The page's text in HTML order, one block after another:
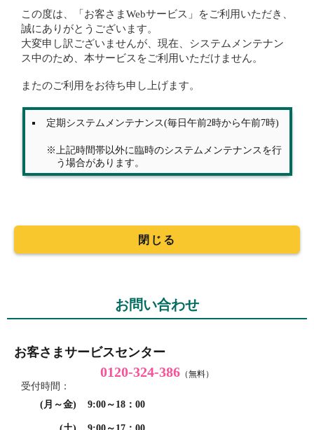
この度は、「お客さまWebサービス」をご利用いただき、
誠にありがとうございます。
大変申し訳ございませんが、現在、システムメンテナン
ス中のため、本サービスをご利用いただけません。
またのご利用をお待ち申し上げます。
定期システムメンテナンス(毎日午前2時から午前7時)
上記時間帯以外に臨時のシステムメンテナンスを行
う場合があります。
閉じる
お問い合わせ
お客さまサービスセンター
0120-324-386 （無料）
受付時間：
(月～金)
9:00～18：00